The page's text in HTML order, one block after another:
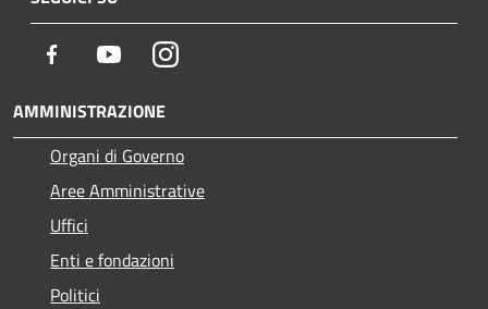
Facebook YoutubeInstagram
AMMINISTRAZIONE
Organi di Governo
Aree Amministrative
Uffici
Enti e fondazioni
Politici